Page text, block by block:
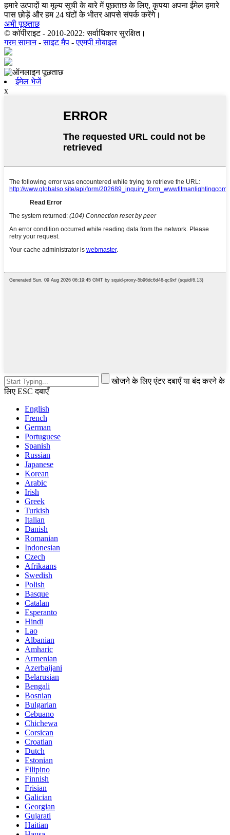
हमारे उत्पादों या मूल्य सूची के बारे में पूछताछ के लिए, कृपया अपना ईमेल हमारे
पास छोड़ें और हम 24 घंटों के भीतर आपसे संपर्क करेंगे।
अभी पूछताछ
© कॉपीराइट - 2010-2022: सर्वाधिकार सुरक्षित।
गरम सामान-साइट मैप -एएमपी मोबाइल
ईमेल भेजें
x
खोजने के लिए एंटर दबाएँ या बंद करने के
लिए ESC दबाएँ
English
French
German
Portuguese
Spanish
Russian
Japanese
Korean
Arabic
Irish
Greek
Turkish
Italian
Danish
Romanian
Indonesian
Czech
Afrikaans
Swedish
Polish
Basque
Catalan
Esperanto
Hindi
Lao
Albanian
Amharic
Armenian
Azerbaijani
Belarusian
Bengali
Bosnian
Bulgarian
Cebuano
Chichewa
Corsican
Croatian
Dutch
Estonian
Filipino
Finnish
Frisian
Galician
Georgian
Gujarati
Haitian